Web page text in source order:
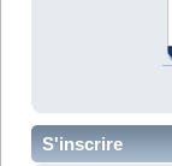
S'inscrire